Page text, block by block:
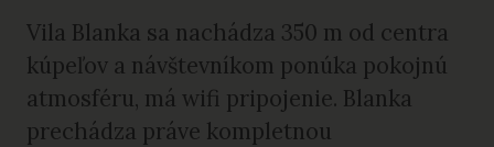
Vila Blanka sa nachádza 350 m od centra
kúpeľov a návštevníkom ponúka pokojnú
atmosféru, má wifi pripojenie. Blanka
prechádza práve kompletnou